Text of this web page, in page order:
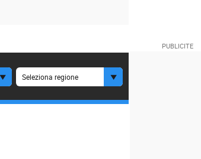
Seleziona regione